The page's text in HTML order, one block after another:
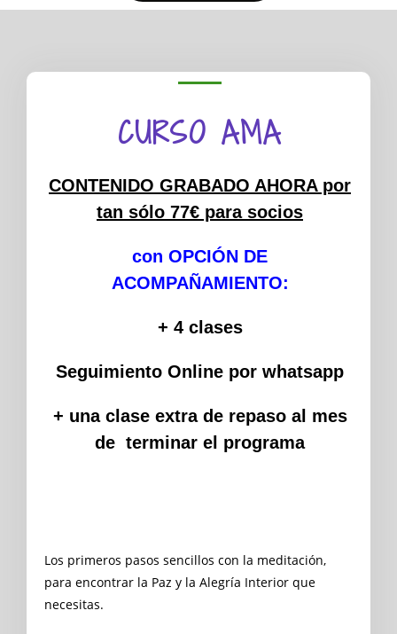
CURSO AMA
CONTENIDO GRABADO AHORA por
tan sólo 77€ para socios
con OPCIÓN DE
ACOMPAÑAMIENTO:
+ 4 clases
Seguimiento Online por whatsapp
+ una clase extra de repaso al mes
de terminar el programa
Los primeros pasos sencillos con la meditación,
para encontrar la Paz y la Alegría Interior que
necesitas.